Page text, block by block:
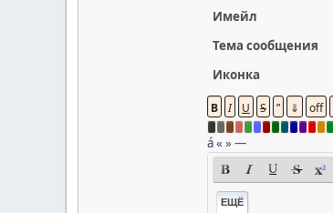
Имейл
Тема сообщения
Иконка
á« »—
ЕЩЁ